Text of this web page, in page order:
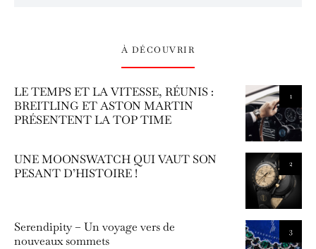
À DÉCOUVRIR
1
LE TEMPS ET LA VITESSE, RÉUNIS :
BREITLING ET ASTON MARTIN
PRÉSENTENT LA TOP TIME
2
UNE MOONSWATCH QUI VAUT SON
PESANT D’HISTOIRE !
3
Serendipity – Un voyage vers de
nouveaux sommets